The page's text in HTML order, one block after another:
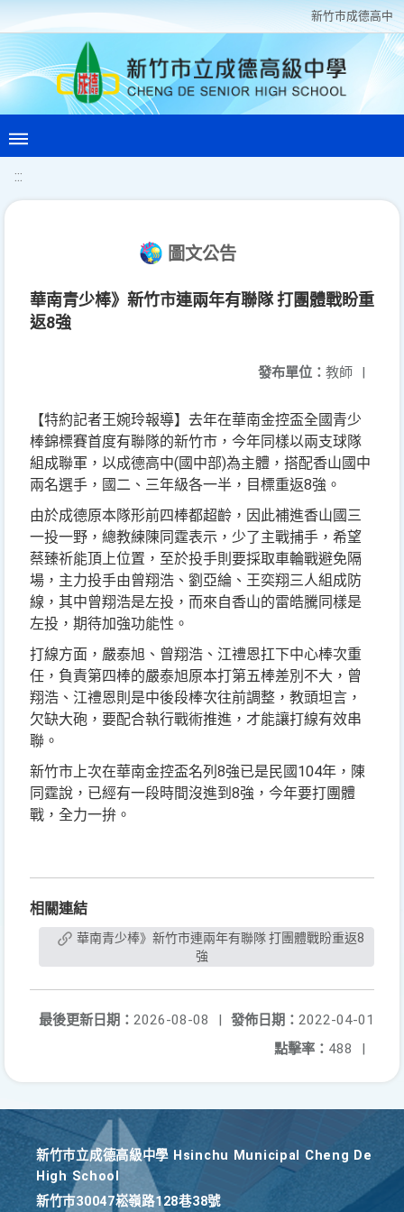
新竹巿成德高中
:::
圖文公告
華南青少棒》新竹市連兩年有聯隊 打團體戰盼重
返8強
發布單位： 教師 |
【特約記者王婉玲報導】去年在華南金控盃全國青少
棒錦標賽首度有聯隊的新竹市，今年同樣以兩支球隊
組成聯軍，以成德高中(國中部)為主體，搭配香山國中
兩名選手，國二、三年級各一半，目標重返8強。
由於成德原本隊形前四棒都超齡，因此補進香山國三
一投一野，總教練陳同霆表示，少了主戰捕手，希望
蔡臻祈能頂上位置，至於投手則要採取車輪戰避免隔
場，主力投手由曾翔浩、劉亞綸、王奕翔三人組成防
線，其中曾翔浩是左投，而來自香山的雷皓騰同樣是
左投，期待加強功能性。
打線方面，嚴泰旭、曾翔浩、江禮恩扛下中心棒次重
任，負責第四棒的嚴泰旭原本打第五棒差別不大，曾
翔浩、江禮恩則是中後段棒次往前調整，教頭坦言，
欠缺大砲，要配合執行戰術推進，才能讓打線有效串
聯。
新竹市上次在華南金控盃名列8強已是民國104年，陳
同霆說，已經有一段時間沒進到8強，今年要打團體
戰，全力一拚。
相關連結
強
發佈日期： 2022-04-01
最後更新日期： 2026-08-08
|
點擊率： 488 |
新竹巿立成德高級中學 Hsinchu Municipal Cheng De
High School
新竹巿30047崧嶺路128巷38號